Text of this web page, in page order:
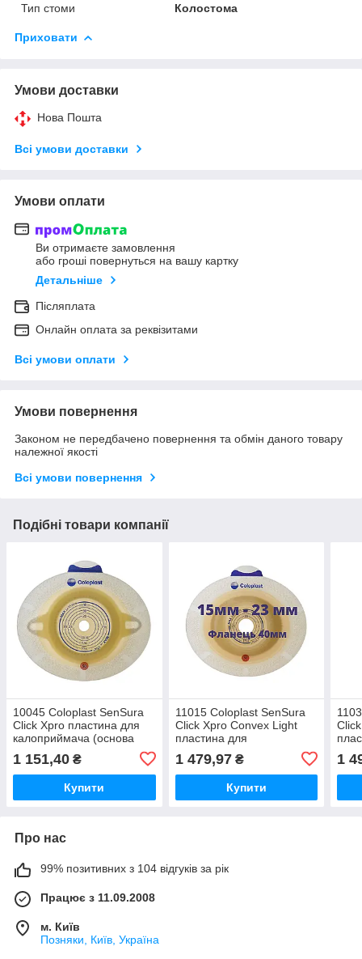
Тип стоми
Колостома
Приховати
Умови доставки
Нова Пошта
Всі умови доставки
Умови оплати
Ви отримаєте замовлення
або гроші повернуться на вашу картку
Детальніше
Післяплата
Онлайн оплата за реквізитами
Всі умови оплати
Умови повернення
Законом не передбачено повернення та обмін даного товару
належної якості
Всі умови повернення
Подібні товари компанії
10045 Coloplast SenSura
Click Xpro пластина для
калоприймача (основа
для стоми), фланець 70
мм, отвір 10–65 мм, 5 шт.
1 151,40 ₴
Купити
11015 Coloplast SenSura
Click Xpro Convex Light
пластина для
для стоми), фланець 40
мм, отвір 15–23 мм, 5 шт.
1 479,97₴
Купити
для
мм,
1
Про нас
99% позитивних з 104 відгуків за рік
Працює з 11.09.2008
м. Київ
Позняки, Київ, Україна